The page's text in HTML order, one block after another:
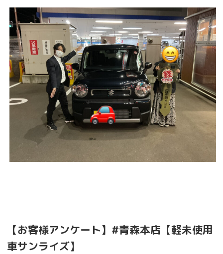
【お客様アンケート】#青森本店【軽未使用
車サンライズ】